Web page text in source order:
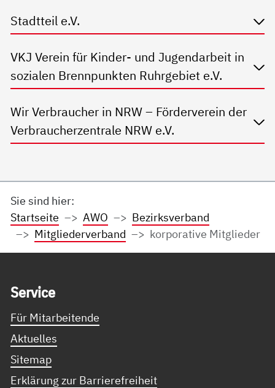
Stadtteil e.V.
VKJ Verein für Kinder- und Jugendarbeit in
sozialen Brennpunkten Ruhrgebiet e.V.
Wir Verbraucher in NRW – Förderverein der
Verbraucherzentrale NRW e.V.
Sie sind hier:
Startseite
AWO
Bezirksverband
Mitgliederverband
korporative Mitglieder
Ser­vice
Für Mitarbeitende
Aktuelles
Sitemap
Erklärung zur Barrierefreiheit